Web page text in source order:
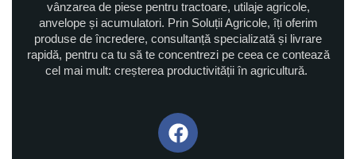
vânzarea de piese pentru tractoare, utilaje agricole,
anvelope și acumulatori. Prin Soluții Agricole, îți oferim
produse de încredere, consultanță specializată și livrare
rapidă, pentru ca tu să te concentrezi pe ceea ce contează
cel mai mult: creșterea productivității în agricultură.